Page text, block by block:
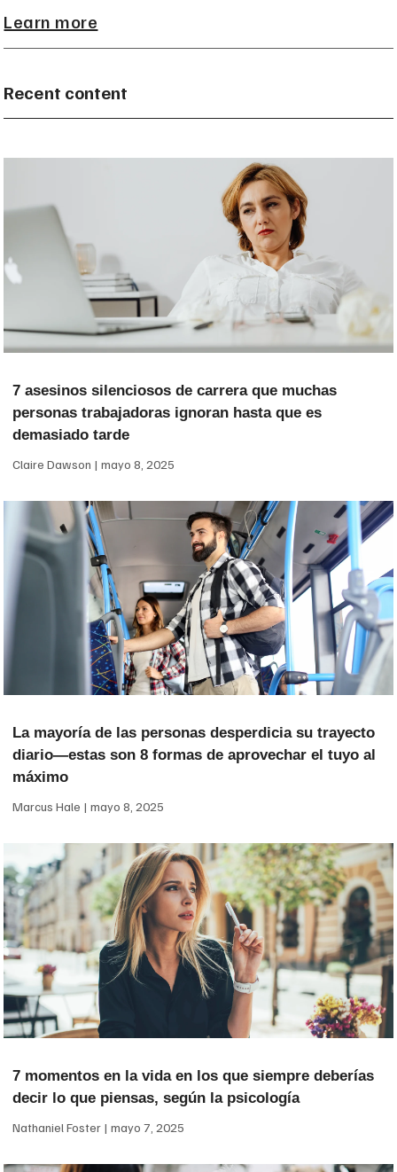
Learn more
Recent content
7 asesinos silenciosos de carrera que muchas
personas trabajadoras ignoran hasta que es
demasiado tarde
Claire Dawson mayo 8, 2025
La mayoría de las personas desperdicia su trayecto
diario—estas son 8 formas de aprovechar el tuyo al
máximo
Marcus Hale mayo 8, 2025
7 momentos en la vida en los que siempre deberías
decir lo que piensas, según la psicología
Nathaniel Foster mayo 7, 2025